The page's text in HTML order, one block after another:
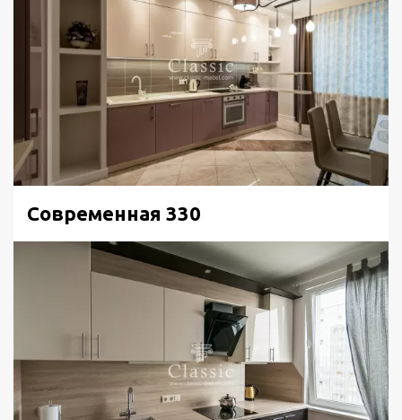
Современная 330